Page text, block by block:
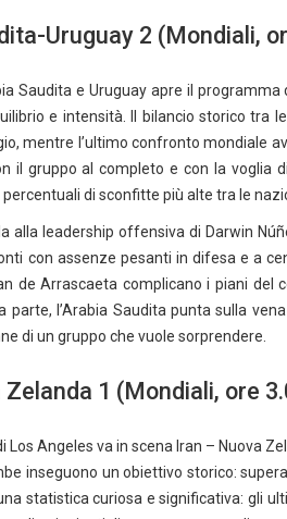
Uruguay 2 (Mondiali,
Saudita e Uruguay apre il
e intensità. Il bilancio storico tra
mentre l’ultimo confronto mondiale
il gruppo al completo e con la voglia
di sconfitte più alte tra le
alla leadership offensiva di Darwin
con assenze pesanti in difesa e a
de Arrascaeta complicano i piani del
parte, l’Arabia Saudita punta sulla
di un gruppo che vuole sorprendere.
1 (Mondiali, ore
Los Angeles va in scena Iran – Nuova
inseguono un obiettivo storico:
una statistica curiosa e significativa: gli